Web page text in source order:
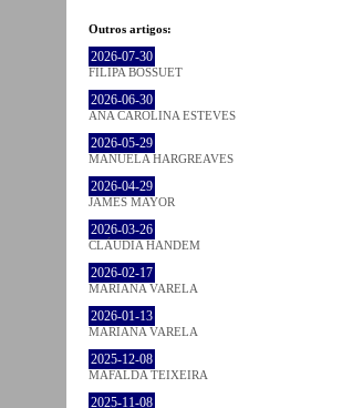
Outros artigos:
2026-07-30
FILIPA BOSSUET
2026-06-30
ANA CAROLINA ESTEVES
2026-05-29
MANUELA HARGREAVES
2026-04-29
JAMES MAYOR
2026-03-26
CLÁUDIA HANDEM
2026-02-17
MARIANA VARELA
2026-01-13
MARIANA VARELA
2025-12-08
MAFALDA TEIXEIRA
2025-11-08